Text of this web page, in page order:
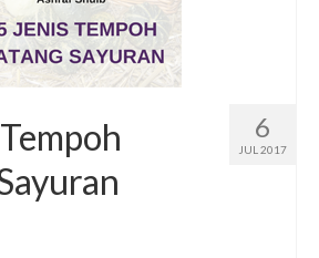
6
JUL 2017